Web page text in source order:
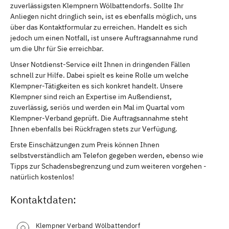
zuverlässigsten Klempnern Wölbattendorfs. Sollte Ihr
Anliegen nicht dringlich sein, ist es ebenfalls möglich, uns
über das Kontaktformular zu erreichen. Handelt es sich
jedoch um einen Notfall, ist unsere Auftragsannahme rund
um die Uhr für Sie erreichbar.
Unser Notdienst-Service eilt Ihnen in dringenden Fällen
schnell zur Hilfe. Dabei spielt es keine Rolle um welche
Klempner-Tätigkeiten es sich konkret handelt. Unsere
Klempner sind reich an Expertise im Außendienst,
zuverlässig, seriös und werden ein Mal im Quartal vom
Klempner-Verband geprüft. Die Auftragsannahme steht
Ihnen ebenfalls bei Rückfragen stets zur Verfügung.
Erste Einschätzungen zum Preis können Ihnen
selbstverständlich am Telefon gegeben werden, ebenso wie
Tipps zur Schadensbegrenzung und zum weiteren vorgehen -
natürlich kostenlos!
Kontaktdaten:
Klempner Verband Wölbattendorf